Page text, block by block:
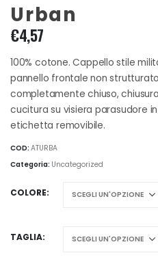
Urban
€4,57
100% cotone. Cappello stile
pannello frontale non
completamente chiuso,
cucitura su visiera parasudore
etichetta removibile.
COD: ATURBA
Categoria: Uncategorized
COLORE
TAGLIA